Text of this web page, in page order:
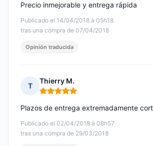
Publicado el 14/04/2018 à 05h18
tras una compra de 07/04/2018
Precio inmejorable y entrega rápida
Opinión traducida
T
Thierry M.
Nota: 5 de 5
Publicado el 02/04/2018 à 08h57
tras una compra de 29/03/2018
Plazos de entrega extremadamente